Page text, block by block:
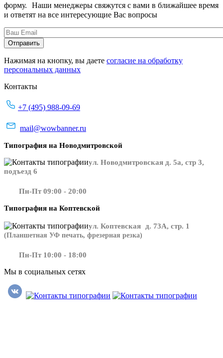
форму. Наши менеджеры свяжутся с вами в ближайшее время
и ответят на все интересующие Вас вопросы
Нажимая на кнопку, вы даете согласие на обработку
персональных данных
Контакты
+7 (495) 988-09-69
mail@wowbanner.ru
Типография на Новодмитровской
ул. Новодмитровская д. 5а, стр 3,
подъезд 6
Пн-Пт 09:00 - 20:00
Типография на Коптевской
ул. Коптевская д. 73А, стр. 1
(Планшетная УФ печать, фрезерная резка)
Пн-Пт 10:00 - 18:00
Мы в социальных сетях